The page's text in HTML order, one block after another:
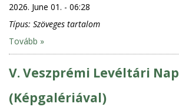
2026. June 01. - 06:28
Típus: Szöveges tartalom
Tovább »
V. Veszprémi Levéltári Nap
(Képgalériával)